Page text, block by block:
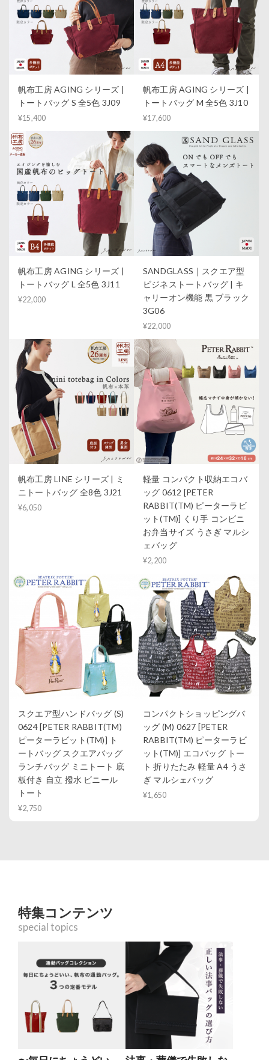
帆布工房 AGING シリーズ |
トートバッグ S 全5色 3J09
¥15,400
帆布工房 AGING シリーズ |
トートバッグ M 全5色 3J10
¥17,600
帆布工房 AGING シリーズ |
トートバッグ L 全5色 3J11
¥22,000
SANDGLASS｜スクエア型
ビジネストートバッグ | キ
ャリーオン機能 黒 ブラック
3G06
¥22,000
帆布工房 LINE シリーズ | ミ
ニトートバッグ 全8色 3J21
¥6,050
軽量 コンパクト収納エコバ
ッグ 0612 [PETER
RABBIT(TM) ピーターラビ
ット(TM)] くり手 コンビニ
お弁当サイズ うさぎ マルシ
ェバッグ
¥2,200
スクエア型ハンドバッグ (S)
0624 [PETER RABBIT(TM)
ピーターラビット(TM)] ト
ートバッグ スクエアバッグ
ランチバッグ ミニトート 底
板付き 自立 撥水 ビニール
トート
¥2,750
コンパクトショッピングバ
ッグ (M) 0627 [PETER
RABBIT(TM) ピーターラビ
ット(TM)] エコバッグ トー
ト 折りたたみ 軽量 A4 うさ
ぎ マルシェバッグ
¥1,650
特集コンテンツ
special topics